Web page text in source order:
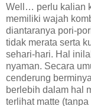
Well… perlu kalian
memiliki wajah
diantaranya pori-
tidak merata serta
sehari-hari. Hal
nyaman. Secara
cenderung
berlebih dalam hal
terlihat matte